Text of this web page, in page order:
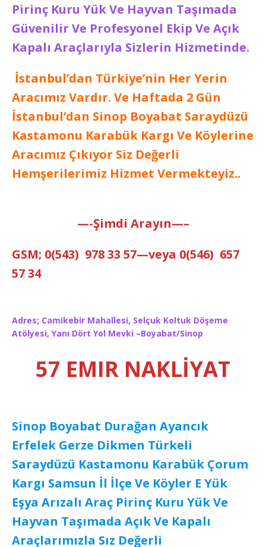
Pirinç Kuru Yük Ve Hayvan Taşımada
Güvenilir Ve Profesyonel Ekip Ve Açık
Kapalı Araçlarıyla Sizlerin Hizmetinde.
İstanbul’dan Türkiye’nin Her Yerin
Aracımız Vardır. Ve Haftada 2 Gün
İstanbul’dan Sinop Boyabat Saraydüzü
Kastamonu Karabük Kargı Ve Köylerine
Aracımız Çıkıyor Siz Değerli
Hemşerilerimiz Hizmet Vermekteyiz..
—-Şimdi Arayın—–
GSM; 0(543) 978 33 57—veya 0(546) 657
57 34
Adres; Camikebir Mahallesi, Selçuk Koltuk Döşeme
Atölyesi, Yanı Dört Yol Mevki –Boyabat/Sinop
57 EMIR NAKLİYAT
Sinop Boyabat Durağan Ayancık
Erfelek Gerze Dikmen Türkeli
Saraydüzü Kastamonu Karabük Çorum
Kargı Samsun İl İlçe Ve Köyler E Yük
Eşya Arızalı Araç Pirinç Kuru Yük Ve
Hayvan Taşımada Açık Ve Kapalı
Araçlarımızla Sız Değerli